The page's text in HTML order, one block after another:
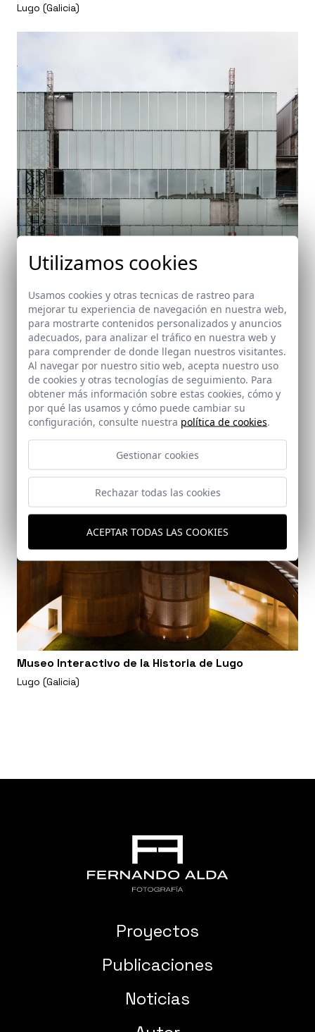
Lugo (Galicia)
Auditorio de Lugo. En construcción
Lugo (Galicia)
Museo Interactivo de la Historia de Lugo
Lugo (Galicia)
Proyectos
Publicaciones
Noticias
Utilizamos cookies
Usamos cookies y otras tecnicas de rastreo para
mejorar tu experiencia de navegación en nuestra web,
para mostrarte contenidos personalizados y anuncios
adecuados, para analizar el tráfico en nuestra web y
para comprender de donde llegan nuestros visitantes.
Al navegar por nuestro sitio web, acepta nuestro uso
de cookies y otras tecnologías de seguimiento. Para
obtener más información sobre estas cookies, cómo y
por qué las usamos y cómo puede cambiar su
configuración, consulte nuestra política de cookies.
Gestionar cookies
Rechazar todas las cookies
ACEPTAR TODAS LAS COOKIES